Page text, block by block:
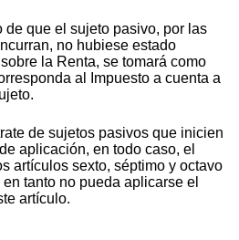
que el sujeto pasivo, por las
no hubiese estado
la Renta, se tomará como
al Impuesto a cuenta a
de sujetos pasivos que inicien
aplicación, en todo caso, el
artículos sexto, séptimo y octavo
tanto no pueda aplicarse el
artículo.